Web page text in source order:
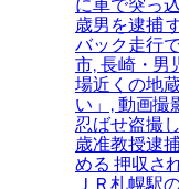
歳男を逮捕
バック走行
市, 長崎・男
場近くの地
い」, 動画撮
忍ばせ盗撮
歳准教授逮
める 押収さ
ＪＲ札幌駅